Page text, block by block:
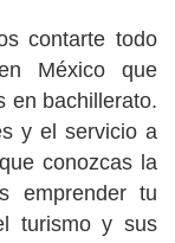
contarte todo
México que
en bachillerato.
y el servicio a
conozcas la
emprender tu
turismo y sus